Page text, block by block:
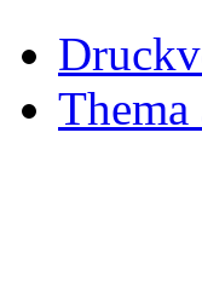
Thema